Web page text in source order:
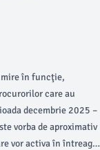
în funcţie,
care au
decembrie 2025 –
vorba de aproximativ
vor activa în întreaga